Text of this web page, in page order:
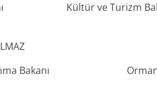
Kültür ve
V.
Orman ve